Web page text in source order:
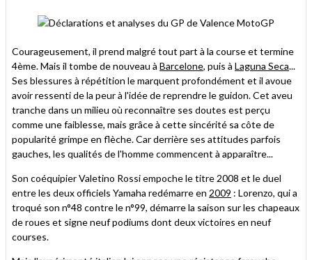
Courageusement, il prend malgré tout part à la course et termine
4ème. Mais il tombe de nouveau à Barcelone, puis à Laguna Seca...
Ses blessures à répétition le marquent profondément et il avoue
avoir ressenti de la peur à l'idée de reprendre le guidon. Cet aveu
tranche dans un milieu où reconnaître ses doutes est perçu
comme une faiblesse, mais grâce à cette sincérité sa côte de
popularité grimpe en flèche. Car derrière ses attitudes parfois
gauches, les qualités de l'homme commencent à apparaître...
Son coéquipier Valetino Rossi empoche le titre 2008 et le duel
entre les deux officiels Yamaha redémarre en 2009 : Lorenzo, qui a
troqué son n°48 contre le n°99, démarre la saison sur les chapeaux
de roues et signe neuf podiums dont deux victoires en neuf
courses.